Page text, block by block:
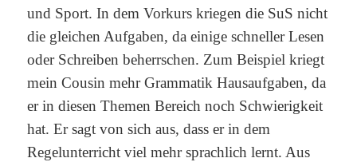
und Sport. In dem Vorkurs kriegen die SuS nicht
die gleichen Aufgaben, da einige schneller Lesen
oder Schreiben beherrschen. Zum Beispiel kriegt
mein Cousin mehr Grammatik Hausaufgaben, da
er in diesen Themen Bereich noch Schwierigkeit
hat. Er sagt von sich aus, dass er in dem
Regelunterricht viel mehr sprachlich lernt. Aus